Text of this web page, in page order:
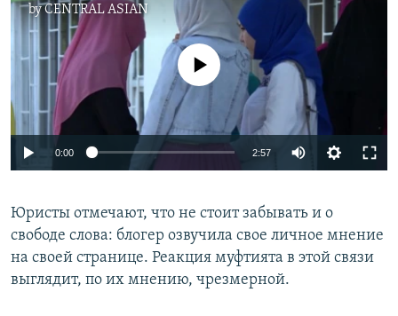
byCENTRAL ASIAN
No media source currently available
0:00 2:57
Юристы отмечают, что не стоит забывать и о
свободе слова: блогер озвучила свое личное мнение
на своей странице. Реакция муфтията в этой связи
выглядит, по их мнению, чрезмерной.